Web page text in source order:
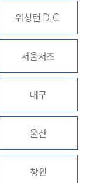
워싱턴 D.C.
서울서초
대구
울산
창원